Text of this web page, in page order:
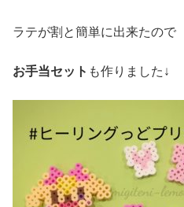
ラテが割と簡単に出来たので
お手当セット も作りました↓